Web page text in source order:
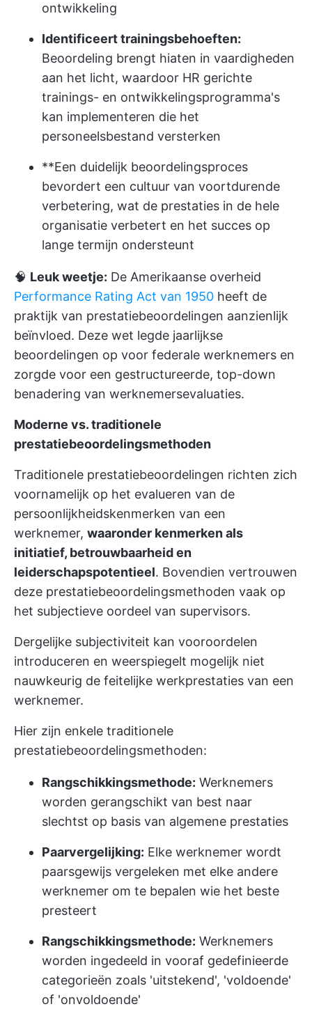
ontwikkeling
Identificeert trainingsbehoeften:
Beoordeling brengt hiaten in vaardigheden
aan het licht, waardoor HR gerichte
trainings- en ontwikkelingsprogramma's
kan implementeren die het
personeelsbestand versterken
**Een duidelijk beoordelingsproces
bevordert een cultuur van voortdurende
verbetering, wat de prestaties in de hele
organisatie verbetert en het succes op
lange termijn ondersteunt
🧠 Leuk weetje: De Amerikaanse overheid
Performance Rating Act van 1950 heeft de
praktijk van prestatiebeoordelingen aanzienlijk
beïnvloed. Deze wet legde jaarlijkse
beoordelingen op voor federale werknemers en
zorgde voor een gestructureerde, top-down
benadering van werknemersevaluaties.
Moderne vs. traditionele
prestatiebeoordelingsmethoden
Traditionele prestatiebeoordelingen richten zich
voornamelijk op het evalueren van de
persoonlijkheidskenmerken van een
werknemer, waaronder kenmerken als
initiatief, betrouwbaarheid en
leiderschapspotentieel. Bovendien vertrouwen
deze prestatiebeoordelingsmethoden vaak op
het subjectieve oordeel van supervisors.
Dergelijke subjectiviteit kan vooroordelen
introduceren en weerspiegelt mogelijk niet
nauwkeurig de feitelijke werkprestaties van een
werknemer.
Hier zijn enkele traditionele
prestatiebeoordelingsmethoden:
Rangschikkingsmethode: Werknemers
worden gerangschikt van best naar
slechtst op basis van algemene prestaties
Paarvergelijking: Elke werknemer wordt
paarsgewijs vergeleken met elke andere
werknemer om te bepalen wie het beste
presteert
Rangschikkingsmethode: Werknemers
worden ingedeeld in vooraf gedefinieerde
categorieën zoals 'uitstekend', 'voldoende'
of 'onvoldoende'